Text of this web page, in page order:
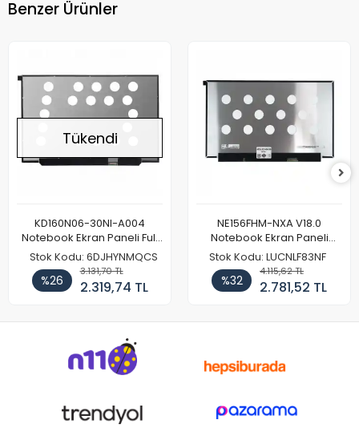
Benzer Ürünler
Tükendi
KD160N06-30NI-A004
Notebook Ekran Paneli Full
HD
Stok Kodu: 6DJHYNMQCS
%26
3.131,70 TL
2.319,74 TL
NE156FHM-NXA V18.0
Notebook Ekran Paneli
144Hz
Stok Kodu: LUCNLF83NF
%32
4.115,62 TL
2.781,52 TL